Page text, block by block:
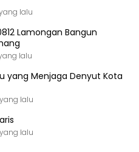
lalu
Lamongan Bangun
lalu
yang Menjaga Denyut Kota
lalu
lalu